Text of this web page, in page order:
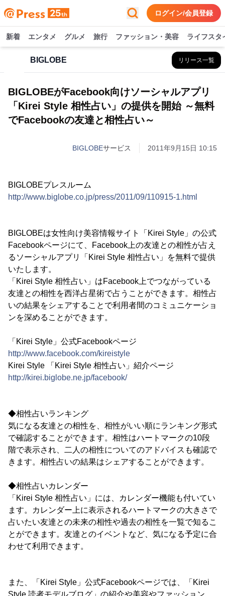
ログイン/会員登録
新着 エンタメ グルメ 旅行 ファッション・美容 ライフスタ
BIGLOBE リリース一覧
BIGLOBEがFacebook向けソーシャルアプリ
「Kirei Style 相性占い」の提供を開始 ～無料
でFacebookの友達と相性占い～
BIGLOBEサービス 2011年9月15日 10:15
BIGLOBEプレスルーム
http://www.biglobe.co.jp/press/2011/09/110915-1.html
BIGLOBEは女性向け美容情報サイト「Kirei Style」の公式
Facebookページにて、Facebook上の友達との相性が占え
るソーシャルアプリ「Kirei Style 相性占い」を無料で提供
いたします。
「Kirei Style 相性占い」はFacebook上でつながっている
友達との相性を西洋占星術で占うことができます。相性占
いの結果をシェアすることで利用者間のコミュニケーショ
ンを深めることができます。
「Kirei Style」公式Facebookページ
http://www.facebook.com/kireistyle
Kirei Style 「Kirei Style 相性占い」紹介ページ
http://kirei.biglobe.ne.jp/facebook/
◆相性占いランキング
気になる友達との相性を、相性がいい順にランキング形式
で確認することができます。相性はハートマークの10段
階で表示され、二人の相性についてのアドバイスも確認で
きます。相性占いの結果はシェアすることができます。
◆相性占いカレンダー
「Kirei Style 相性占い」には、カレンダー機能も付いてい
ます。カレンダー上に表示されるハートマークの大きさで
占いたい友達との未来の相性や過去の相性を一覧で知るこ
とができます。友達とのイベントなど、気になる予定に合
わせて利用できます。
また、「Kirei Style」公式Facebookページでは、「Kirei
Style 読者モデルブログ」の紹介や美容やファッション、